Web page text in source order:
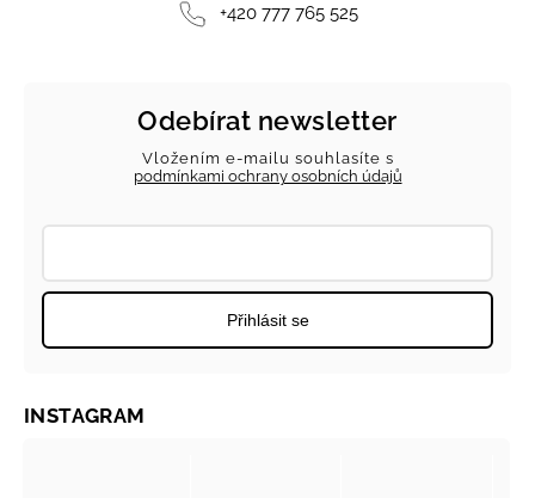
+420 777 765 525
Odebírat newsletter
Vložením e-mailu souhlasíte s
podmínkami ochrany osobních údajů
Přihlásit se
INSTAGRAM